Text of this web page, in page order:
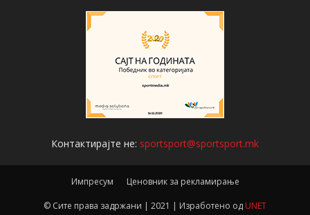
Контактирајте не: sportsport@sportsport.mk
Импресум Ценовник за рекламирање
© Сите права задржани | 2021 | Изработено од UNET